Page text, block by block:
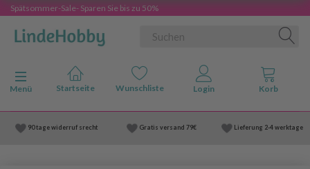
Spätsommer-Sale- Sparen Sie bis zu 50%
Anzeige ändern
Menü
90 tage widerruf srecht Gratis versand 79€ Lieferung 2-4 werktage